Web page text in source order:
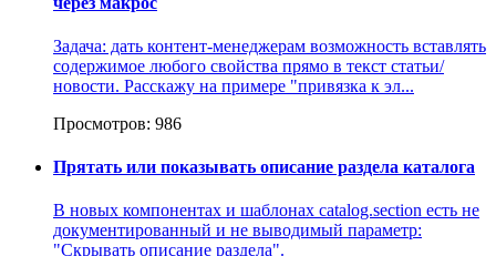
Задача: дать контент-менеджерам возможность вставлять
содержимое любого свойства прямо в текст статьи/
новости. Расскажу на примере "привязка к эл...
Просмотров: 986
Прятать или показывать описание раздела каталога
В новых компонентах и шаблонах catalog.section есть не
документированный и не выводимый параметр:
"Скрывать описание раздела".